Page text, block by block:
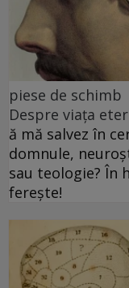
piese de schimb
Despre viața
ă mă salvez în
domnule,
sau teologie? În
ferește!